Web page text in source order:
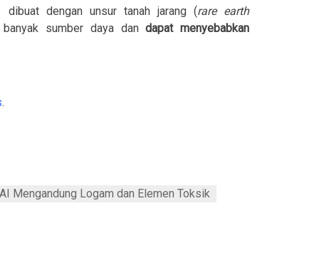
dengan unsur tanah jarang (rare earth
banyak sumber daya dandapat menyebabkan
.
Mengandung Logam dan Elemen Toksik